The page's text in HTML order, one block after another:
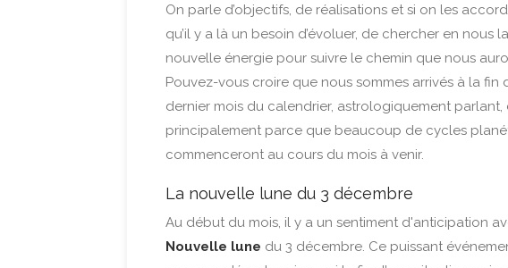
On parle d’objectifs, de réalisations et si on les
qu’il y a là un besoin d’évoluer, de chercher en
nouvelle énergie pour suivre le chemin que nous
Pouvez-vous croire que nous sommes arrivés à la fin
dernier mois du calendrier, astrologiquement parlant,
principalement parce que beaucoup de cycles
commenceront au cours du mois à venir.
La nouvelle lune du 3 décembre
Au début du mois, il y a un sentiment d'anticipation
Nouvelle lune du 3 décembre. Ce puissant